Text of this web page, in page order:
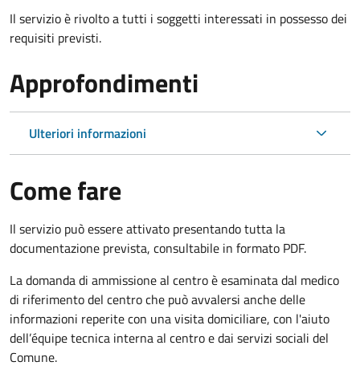
Il servizio è rivolto a tutti i soggetti interessati in possesso dei
requisiti previsti.
Approfondimenti
Ulteriori informazioni
Come fare
Il servizio può essere attivato presentando tutta la
documentazione prevista, consultabile in formato PDF.
La domanda di ammissione al centro è esaminata dal medico
di riferimento del centro che può avvalersi anche delle
informazioni reperite con una visita domiciliare, con l'aiuto
dell’équipe tecnica interna al centro e dai servizi sociali del
Comune.